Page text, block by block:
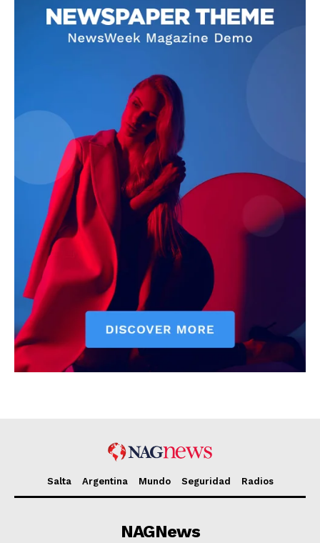
Salta Argentina Mundo Seguridad Radios
NAGNews